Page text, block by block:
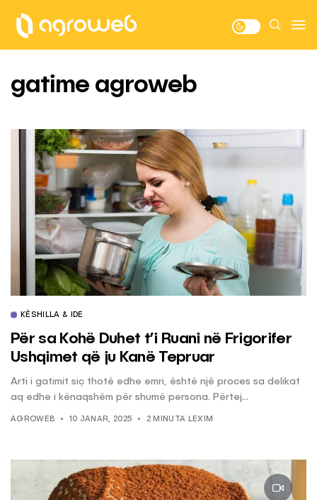
gatime agroweb
KËSHILLA & IDE
Për sa Kohë Duhet t’i Ruani në Frigorifer
Ushqimet që ju Kanë Tepruar
Arti i gatimit siç thotë edhe emri, është një proces sa delikat
aq edhe i kënaqshëm për shumë persona. Përtej...
AGROWEB 10 JANAR, 2025 2 MINUTA LEXIM